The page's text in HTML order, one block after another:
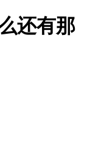
还有那